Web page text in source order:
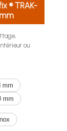
® TRAK-
ou
mm
mm
Inox